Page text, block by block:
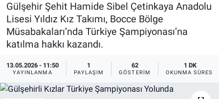
Gülşehir Şehit Hamide Sibel Çetinkaya Anadolu
Lisesi Yıldız Kız Takımı, Bocce Bölge
Müsabakaları’nda Türkiye Şampiyonası’na
katılma hakkı kazandı.
13.05.2026 - 11:50
YAYINLANMA
1
PAYLAŞIM
62
GÖSTERIM
1 DK
OKUNMA SÜRESI
Sağlık
Yerel
Genel
Asayiş
İlan - Duyuru- Mesaj
Türkiye Gündemi
Sizden Gelenler
Yaşam
İlan - Duyuru- Mesaj
Türkiye Gündemi
Sizden Gelenler